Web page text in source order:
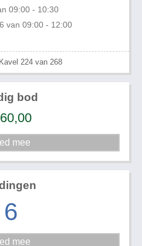
09:00 - 10:30
van 09:00 - 12:00
224 van 268
bod
60,00
6